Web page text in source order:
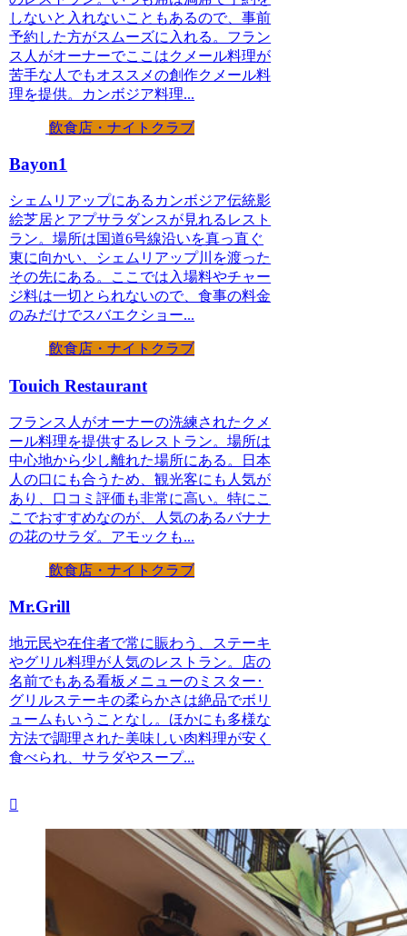
しないと入れないこともあるので、事前
予約した方がスムーズに入れる。フラン
ス人がオーナーでここはクメール料理が
苦手な人でもオススメの創作クメール料
理を提供。カンボジア料理...
飲食店・ナイトクラブ
Bayon1
シェムリアップにあるカンボジア伝統影
絵芝居とアプサラダンスが見れるレスト
ラン。場所は国道6号線沿いを真っ直ぐ
東に向かい、シェムリアップ川を渡った
その先にある。ここでは入場料やチャー
ジ料は一切とられないので、食事の料金
のみだけでスバエクショー...
飲食店・ナイトクラブ
Touich Restaurant
フランス人がオーナーの洗練されたクメ
ール料理を提供するレストラン。場所は
中心地から少し離れた場所にある。日本
人の口にも合うため、観光客にも人気が
あり、口コミ評価も非常に高い。特にこ
こでおすすめなのが、人気のあるバナナ
の花のサラダ。アモックも...
飲食店・ナイトクラブ
Mr.Grill
地元民や在住者で常に賑わう、ステーキ
やグリル料理が人気のレストラン。店の
名前でもある看板メニューのミスター･
グリルステーキの柔らかさは絶品でボリ
ュームもいうことなし。ほかにも多様な
方法で調理された美味しい肉料理が安く
食べられ、サラダやスープ...